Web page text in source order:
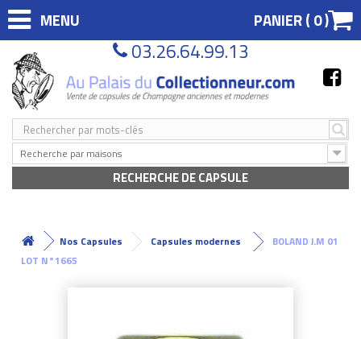
MENU PANIER (0)
03.26.64.99.13
Recherche par maisons
RECHERCHE DE CAPSULE
Nos Capsules Capsules modernes
BOLAND J.M 01
LOT N°1665